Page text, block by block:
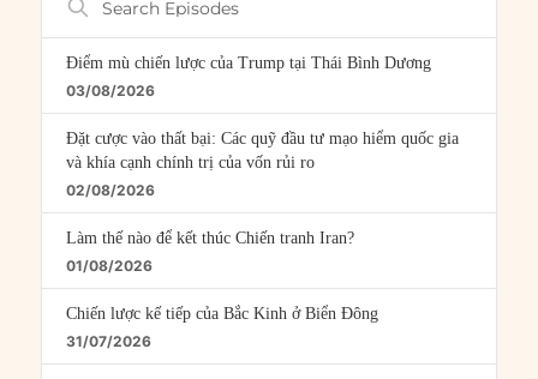
Episodes
Điểm mù chiến lược của Trump tại Thái Bình Dương
03/08/2026
Đặt cược vào thất bại: Các quỹ đầu tư mạo hiểm quốc gia
và khía cạnh chính trị của vốn rủi ro
02/08/2026
Làm thế nào để kết thúc Chiến tranh Iran?
01/08/2026
Chiến lược kế tiếp của Bắc Kinh ở Biển Đông
31/07/2026